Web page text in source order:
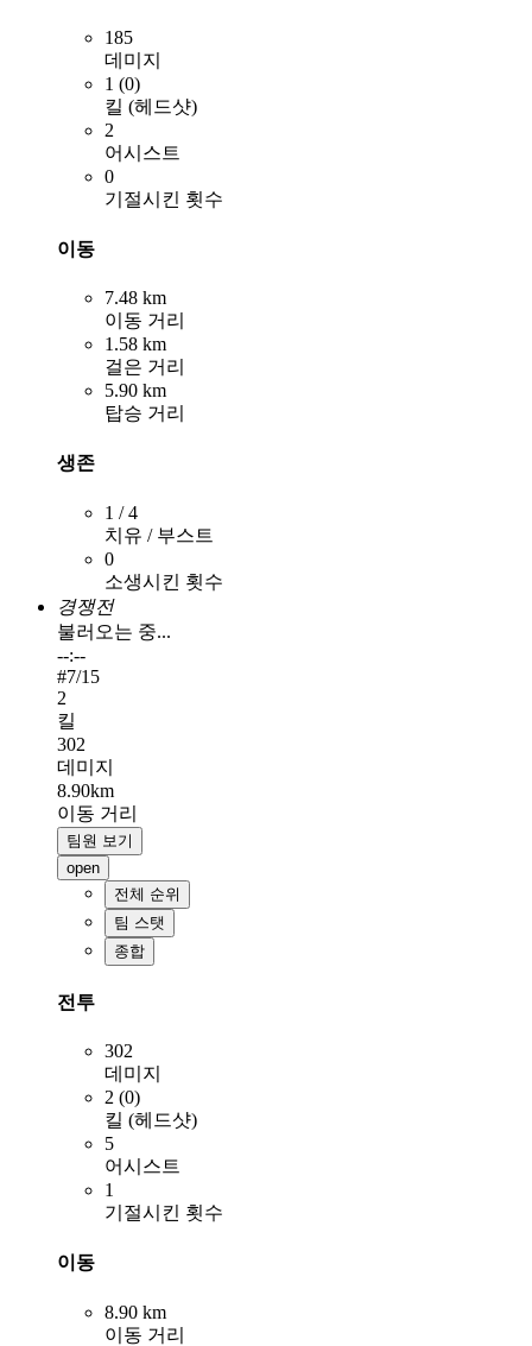
185
데미지
1 (0)
킬 (헤드샷)
2
어시스트
0
기절시킨 횟수
이동
7.48 km
이동 거리
1.58 km
걸은 거리
5.90 km
탑승 거리
생존
1 / 4
치유 / 부스트
0
소생시킨 횟수
경쟁전
불러오는 중...
--:--
#7/15
2
킬
302
데미지
8.90km
이동 거리
팀원 보기
open
전체 순위
팀 스탯
종합
전투
302
데미지
2 (0)
킬 (헤드샷)
5
어시스트
1
기절시킨 횟수
이동
8.90 km
이동 거리